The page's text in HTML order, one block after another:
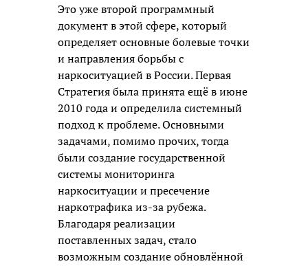
Это уже второй программный
документ в этой сфере, который
определяет основные болевые точки
и направления борьбы с
наркоситуацией в России. Первая
Стратегия была принята ещё в июне
2010 года и определила системный
подход к проблеме. Основными
задачами, помимо прочих, тогда
были создание государственной
системы мониторинга
наркоситуации и пресечение
наркотрафика из-за рубежа.
Благодаря реализации
поставленных задач, стало
возможным создание обновлённой